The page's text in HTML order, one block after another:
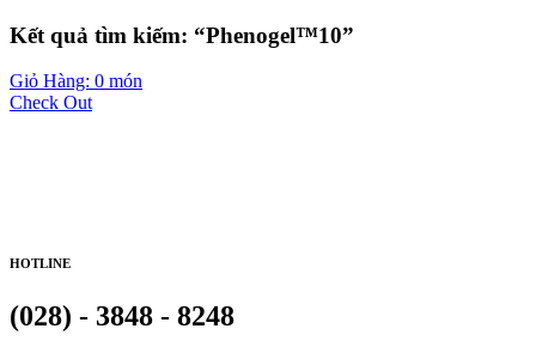
Kết quả tìm kiếm: “Phenogel™10”
Giỏ Hàng: 0 món
Check Out
HOTLINE
(028) - 3848 - 8248